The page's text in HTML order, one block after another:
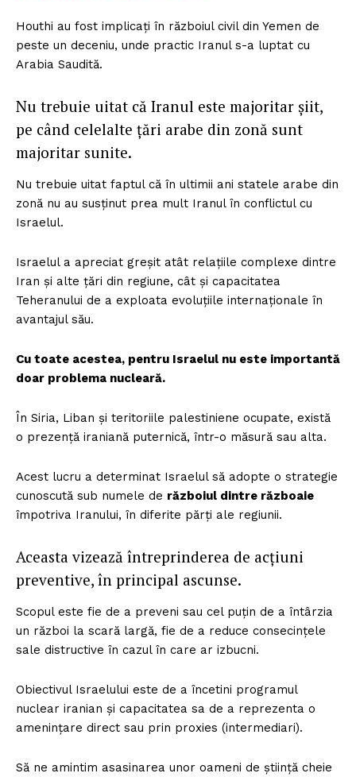
Houthi au fost implicați în războiul civil din Yemen de
peste un deceniu, unde practic Iranul s-a luptat cu
Arabia Saudită.
Nu trebuie uitat că Iranul este majoritar șiit,
pe când celelalte țări arabe din zonă sunt
majoritar sunite.
Nu trebuie uitat faptul că în ultimii ani statele arabe din
zonă nu au susținut prea mult Iranul în conflictul cu
Israelul.
Israelul a apreciat greșit atât relațiile complexe dintre
Iran și alte țări din regiune, cât și capacitatea
Teheranului de a exploata evoluțiile internaționale în
avantajul său.
Cu toate acestea, pentru Israelul nu este importantă
doar problema nucleară.
În Siria, Liban și teritoriile palestiniene ocupate, există
o prezență iraniană puternică, într-o măsură sau alta.
Acest lucru a determinat Israelul să adopte o strategie
cunoscută sub numele de războiul dintre războaie
împotriva Iranului, în diferite părți ale regiunii.
Aceasta vizează întreprinderea de acțiuni
preventive, în principal ascunse.
Scopul este fie de a preveni sau cel puțin de a întârzia
un război la scară largă, fie de a reduce consecințele
sale distructive în cazul în care ar izbucni.
Obiectivul Israelului este de a încetini programul
nuclear iranian și capacitatea sa de a reprezenta o
amenințare direct sau prin proxies (intermediari).
Să ne amintim asasinarea unor oameni de știință cheie